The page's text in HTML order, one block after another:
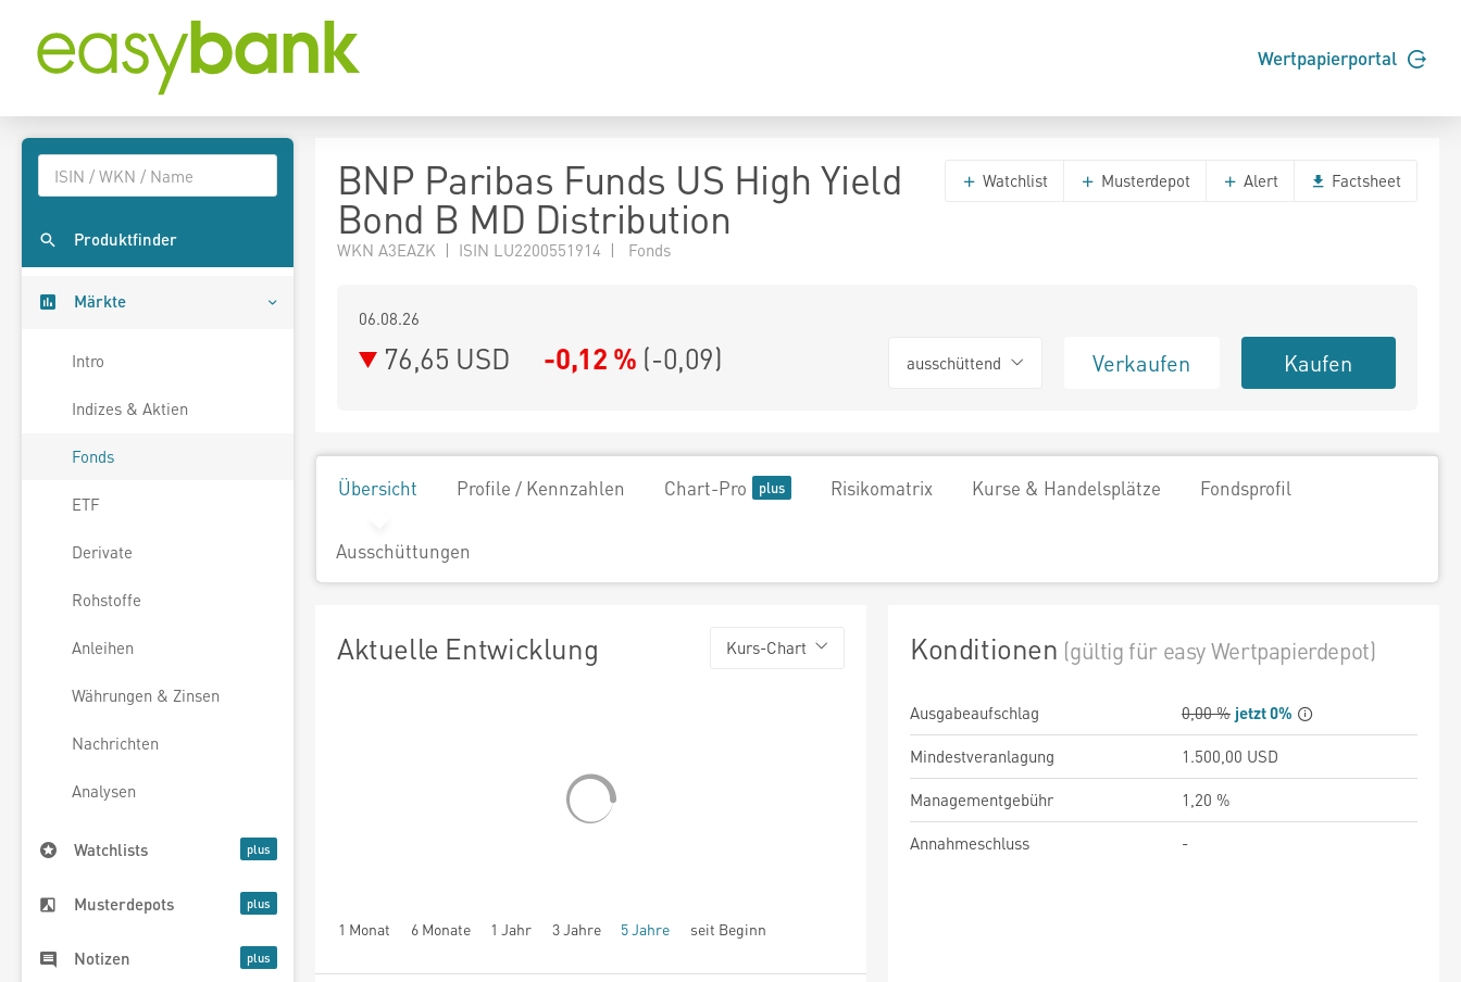
Wertpapierportal
Produktfinder
Märkte
Intro
Indizes & Aktien
Fonds
ETF
Derivate
Rohstoffe
Anleihen
Währungen & Zinsen
Nachrichten
Analysen
Watchlists
Musterdepots
Notizen
BNP Paribas Funds US High Yield
Bond B MD Distribution
WKN A3EAZK | ISIN LU2200551914 | Fonds
Watchlist Musterdepot Alert Factsheet
06.08.26
76,65 USD -0,12 % (-0,09) ausschüttend Verkaufen Kaufen
Übersicht Profile / Kennzahlen Chart-Pro Risikomatrix Kurse & Handelsplätze Fondsprofil
Ausschüttungen
Aktuelle Entwicklung Kurs-Chart
1 Monat 6 Monate 1 Jahr 3 Jahre 5 Jahre seit Beginn
Konditionen (gültig für easy Wertpapierdepot)
Ausgabeaufschlag 0,00 % jetzt 0%
Mindestveranlagung
1.500,00 USD
Managementgebühr
1,20 %
Annahmeschluss
-